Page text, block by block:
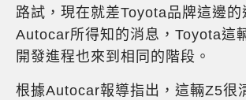
路試，現在就差Toyota品牌這邊的
Autocar所得知的消息，Toyota這
開發進程也來到相同的階段。
根據Autocar報導指出，這輛Z5很